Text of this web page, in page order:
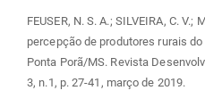
FEUSER, N. S. A.; SILVEIRA, C. V.;
percepção de produtores rurais
Ponta Porã/MS. Revista
3, n.1, p. 27-41, março de 2019.